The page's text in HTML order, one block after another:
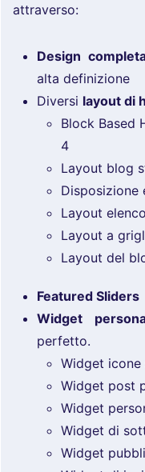
attraverso:
Design
alta definizione
Diversi layout di
Block Based
4
Layout blog
Disposizione
Layout
Layout a
Layout del
Featured Sliders
Widget
perfetto.
Widget
Widget post
Widget
Widget di
Widget